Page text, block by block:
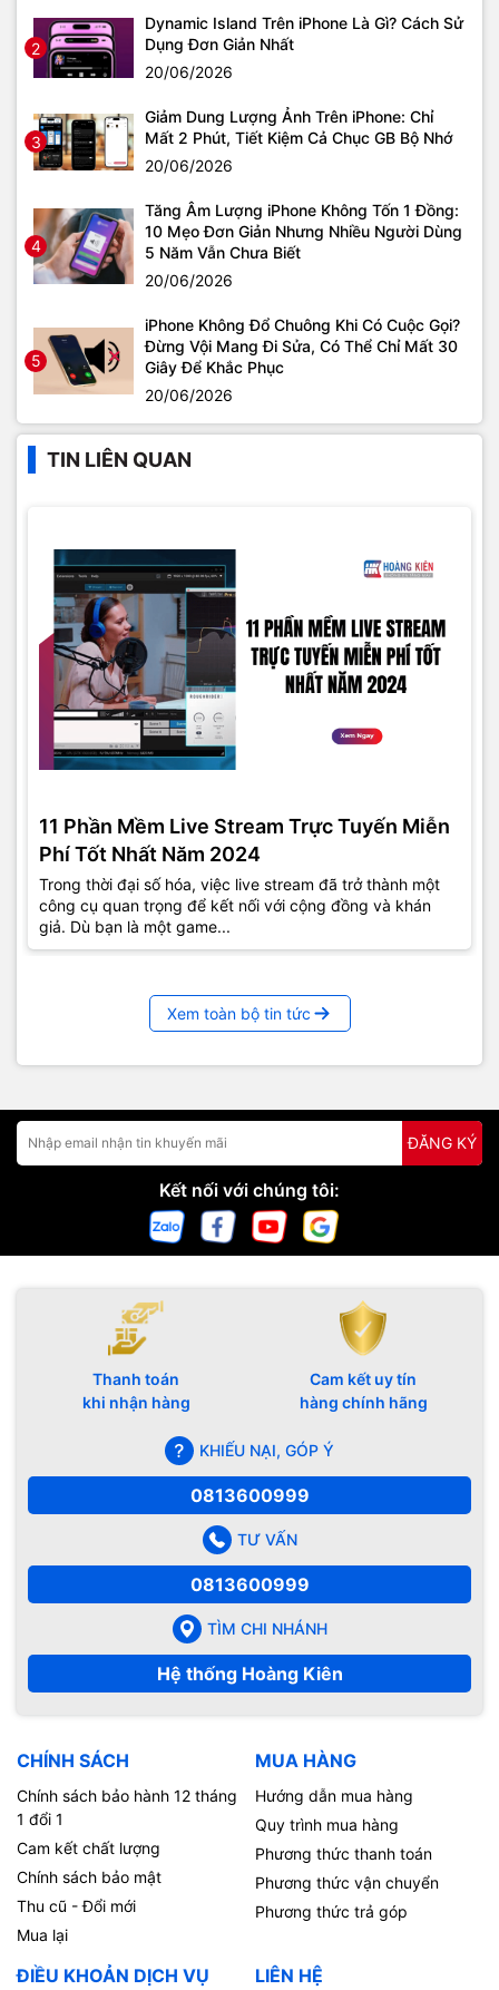
2
Dynamic Island Trên iPhone Là Gì? Cách Sử
Dụng Đơn Giản Nhất
20/06/2026
3
Giảm Dung Lượng Ảnh Trên iPhone: Chỉ
Mất 2 Phút, Tiết Kiệm Cả Chục GB Bộ Nhớ
20/06/2026
4
Tăng Âm Lượng iPhone Không Tốn 1 Đồng:
10 Mẹo Đơn Giản Nhưng Nhiều Người Dùng
5 Năm Vẫn Chưa Biết
20/06/2026
5
iPhone Không Đổ Chuông Khi Có Cuộc Gọi?
Đừng Vội Mang Đi Sửa, Có Thể Chỉ Mất 30
Giây Để Khắc Phục
20/06/2026
TIN LIÊN QUAN
11 Phần Mềm Live Stream Trực Tuyến Miễn
Phí Tốt Nhất Năm 2024
Trong thời đại số hóa, việc live stream đã trở thành một
công cụ quan trọng để kết nối với cộng đồng và khán
giả. Dù bạn là một game...
Xem toàn bộ tin tức
ĐĂNG KÝ
Kết nối với chúng tôi:
Thanh toán
khi nhận hàng
Cam kết uy tín
hàng chính hãng
KHIẾU NẠI, GÓP Ý
0813600999
TƯ VẤN
0813600999
TÌM CHI NHÁNH
Hệ thống Hoàng Kiên
CHÍNH SÁCH
Chính sách bảo hành 12 tháng
1 đổi 1
Cam kết chất lượng
Chính sách bảo mật
Thu cũ - Đổi mới
Mua lại
MUA HÀNG
Hướng dẫn mua hàng
Quy trình mua hàng
Phương thức thanh toán
Phương thức vận chuyển
Phương thức trả góp
ĐIỀU KHOẢN DỊCH VỤ LIÊN HỆ